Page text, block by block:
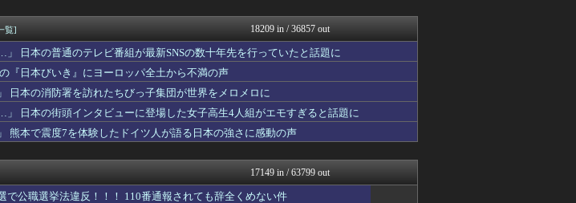
月2店舗目が富山県にグランドオ...
パチンコ・パチスロ.com
チャスカは強さとか以前にケバく...
員3人が死亡 オンワードが再発防止...
アルファルファモザイク＠ネ...
生が現在の妻ですね」→ネット大荒れ...
オレ的ゲーム速報＠刃
ベイスターズ速報＠なんJ
想い』8/6本日PS5版リリ...
PlaySphere | ...
べた結果は… このまま養い続けるこ...
オーバージョイド！
じゃない！ライザを性的な目で見て...
ぴこ速(〃'∇'〃)？
寿命が残り少ない
ああ言えばForYou
「結婚やめる！」→結婚式で使うア...
修羅場ハザード -復讐・D...
話か
、避難後になぜ再入館? 生存し...
日本第一！ニュース録
覧] 18209 in / 36857 out
日本の普通のテレビ番組が最新SNSの数十年先を行っていたと話題に
『日本びいき』にヨーロッパ全土から不満の声
日本の消防署を訪れたちびっ子集団が世界をメロメロに
日本の街頭インタビューに登場した女子高生4人組がエモすぎると話題に
熊本で震度7を体験したドイツ人が語る日本の強さに感動の声
17149 in / 63799 out
で公職選挙法違反！！！ 110番通報されても辞全くめない件